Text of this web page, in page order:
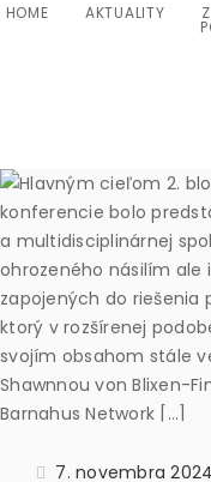
HOME AKTUALITY
7. novembra 2024